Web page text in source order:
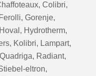
Colibri,
Gorenje,
Hydrotherm,
Kolibri, Lampart,
Radiant,
eltron,